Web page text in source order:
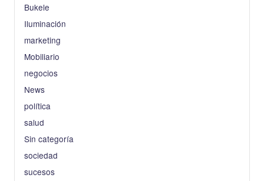
Bukele
Iluminación
marketing
Mobiliario
negocios
News
política
salud
Sin categoría
sociedad
sucesos